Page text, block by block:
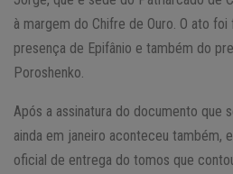
à margem do Chifre de Ouro. O ato
presença de Epifânio e também do
Poroshenko.
Após a assinatura do documento que
ainda em janeiro aconteceu também,
oficial de entrega do tomos que